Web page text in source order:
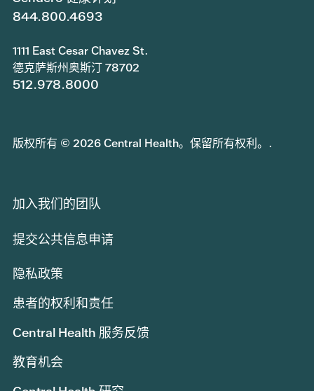
844.800.4693
1111 East Cesar Chavez St.
德克萨斯州奥斯汀 78702
512.978.8000
版权所有 © 2026 Central Health。保留所有权利。.
加入我们的团队
提交公共信息申请
隐私政策
患者的权利和责任
Central Health 服务反馈
教育机会